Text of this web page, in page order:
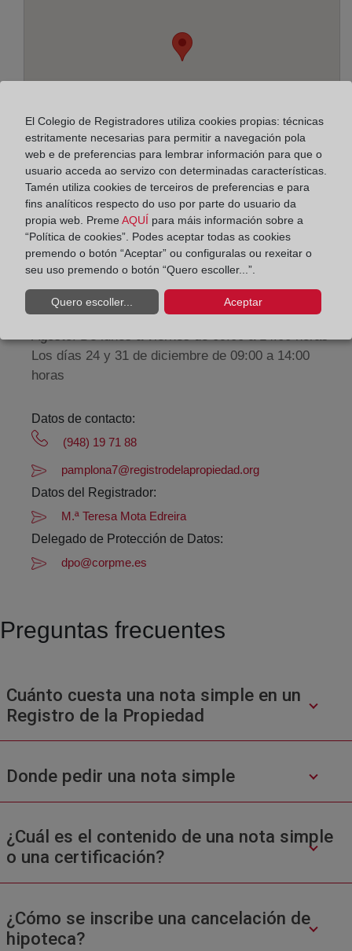
Enderezo:
Vuelta del Castillo, 15 - bajo, 31007
De lunes a viernes de 09:00 a 17:00 horas
Los días 24 y 31 de diciembre de 09:00 a 14:00
horas
Datos de contacto:
(948) 19 71 88
pamplona7@registrodelapropiedad.org
Datos del Registrador:
M.ª Teresa Mota Edreira
Delegado de Protección de Datos:
dpo@corpme.es
Preguntas frecuentes
Cuánto cuesta una nota simple en un
Registro de la Propiedad
Donde pedir una nota simple
¿Cuál es el contenido de una nota simple
o una certificación?
¿Cómo se inscribe una cancelación de
hipoteca?
El Colegio de Registradores utiliza cookies propias: técnicas
estritamente necesarias para permitir a navegación pola
web e de preferencias para lembrar información para que o
usuario acceda ao servizo con determinadas características.
Tamén utiliza cookies de terceiros de preferencias e para
fins analíticos respecto do uso por parte do usuario da
propia web. Preme AQUÍ para máis información sobre a
“Política de cookies”. Podes aceptar todas as cookies
premendo o botón “Aceptar” ou configuralas ou rexeitar o
seu uso premendo o botón “Quero escoller...”.
Quero escoller... Aceptar